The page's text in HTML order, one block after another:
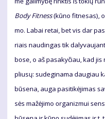
Bo­dy Fit­ness(kū­no fit­ne­sas),
mo. La­bai re­tai, bet vis dar
riais nau­din­gas tik
bo­se, o aš pa­sa­ky­čiau, kad
pliu­sų: su­de­gi­na­ma dau­giau
bū­se­na, au­ga pa­si­ti­kė­ji­mas
sės ma­žė­ji­mo or­ga­niz­mui